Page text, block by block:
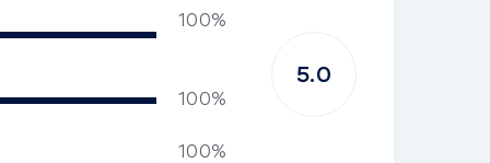
100%
100%
100%
5.0